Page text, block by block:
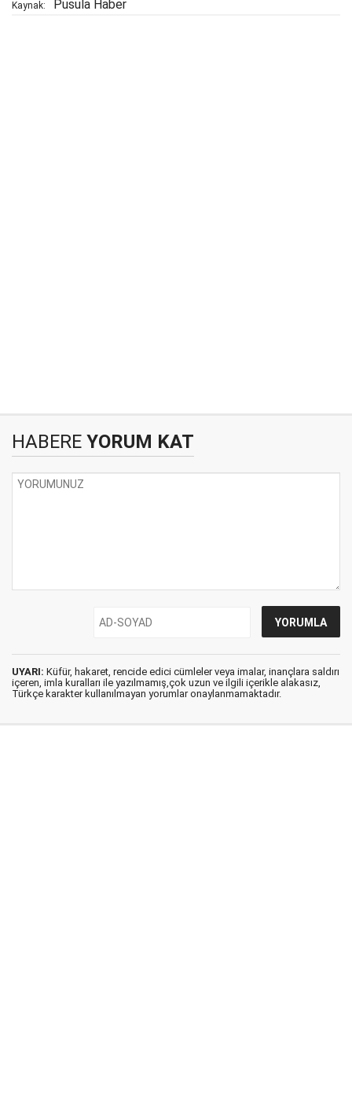
Kaynak: Pusula Haber
HABERE YORUM KAT
UYARI: Küfür, hakaret, rencide edici cümleler veya imalar, inançlara saldırı
içeren, imla kuralları ile yazılmamış,çok uzun ve ilgili içerikle alakasız,
Türkçe karakter kullanılmayan yorumlar onaylanmamaktadır.